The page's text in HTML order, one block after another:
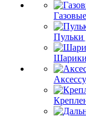
Пульки
Шарики